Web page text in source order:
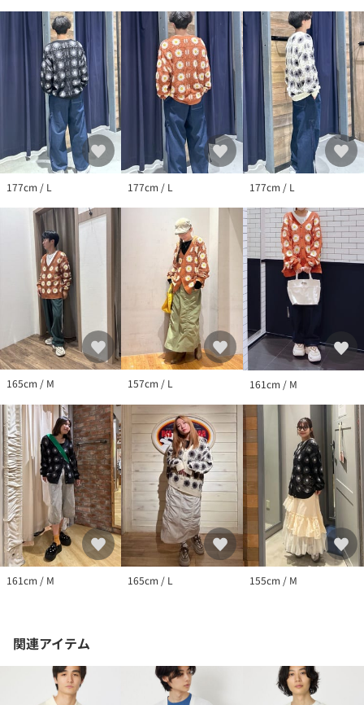
177cm / L 177cm / L 177cm / L
165cm / M 157cm / L 161cm / M
161cm / M 165cm / L 155cm / M
関連アイテム